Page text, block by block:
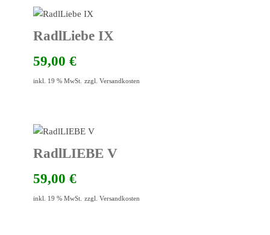
RadlLiebe IX
59,00 €
inkl. 19 % MwSt. zzgl. Versandkosten
RadlLIEBE V
59,00 €
inkl. 19 % MwSt. zzgl. Versandkosten